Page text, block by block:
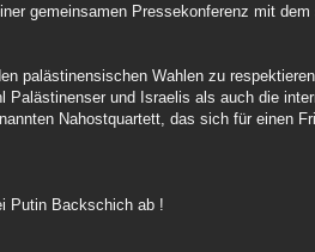
gemeinsamen Pressekonferenz mit
palästinensischen Wahlen zu
Palästinenser und Israelis als auch die
Nahostquartett, das sich für einen
Putin Backschich ab !